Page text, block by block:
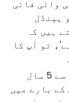
وائی فائی
ہینڈل
ہیں کہ
تو آپ کا
ماہرین کا کہنا ہے کہ آپ کو ہر 3 سے 5 سال
کے بارے میں